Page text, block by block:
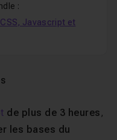
:
Javascript et
de plus de 3 heures ,
les bases du